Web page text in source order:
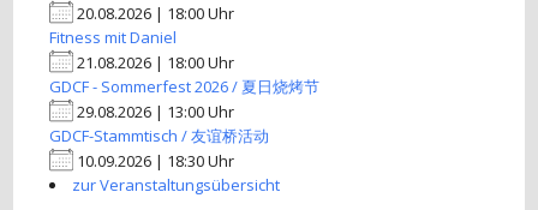
20.08.2026 | 18:00 Uhr
Fitness mit Daniel
21.08.2026 | 18:00 Uhr
GDCF - Sommerfest 2026 / 夏日烧烤节
29.08.2026 | 13:00 Uhr
GDCF-Stammtisch / 友谊桥活动
10.09.2026 | 18:30 Uhr
zur Veranstaltungsübersicht